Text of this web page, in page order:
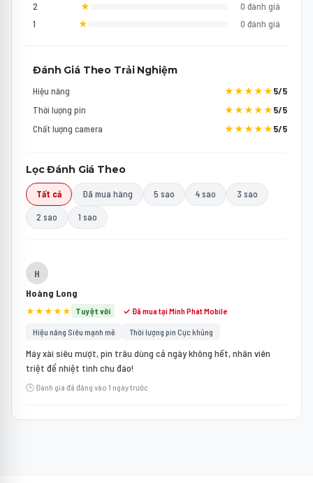
2
★
0 đánh giá
1
★ 0 đánh giá
Đánh Giá Theo Trải Nghiệm
Hiệu năng ★★★★★5/5
Thời lượng pin
★★★★★5/5
Chất lượng camera
★★★★★5/5
Lọc Đánh Giá Theo
Tất cả Đã mua hàng 5 sao 4 sao 3 sao
2 sao 1 sao
H
Hoàng Long
★★★★★ Tuyệt vời ✓ Đã mua tại Minh Phát Mobile
Hiệu năng Siêu mạnh mẽ Thời lượng pin Cực khủng
Máy xài siêu mượt, pin trâu dùng cả ngày không hết, nhân viên
triệt để nhiệt tình chu đáo!
🕒 Đánh giá đã đăng vào 1 ngày trước